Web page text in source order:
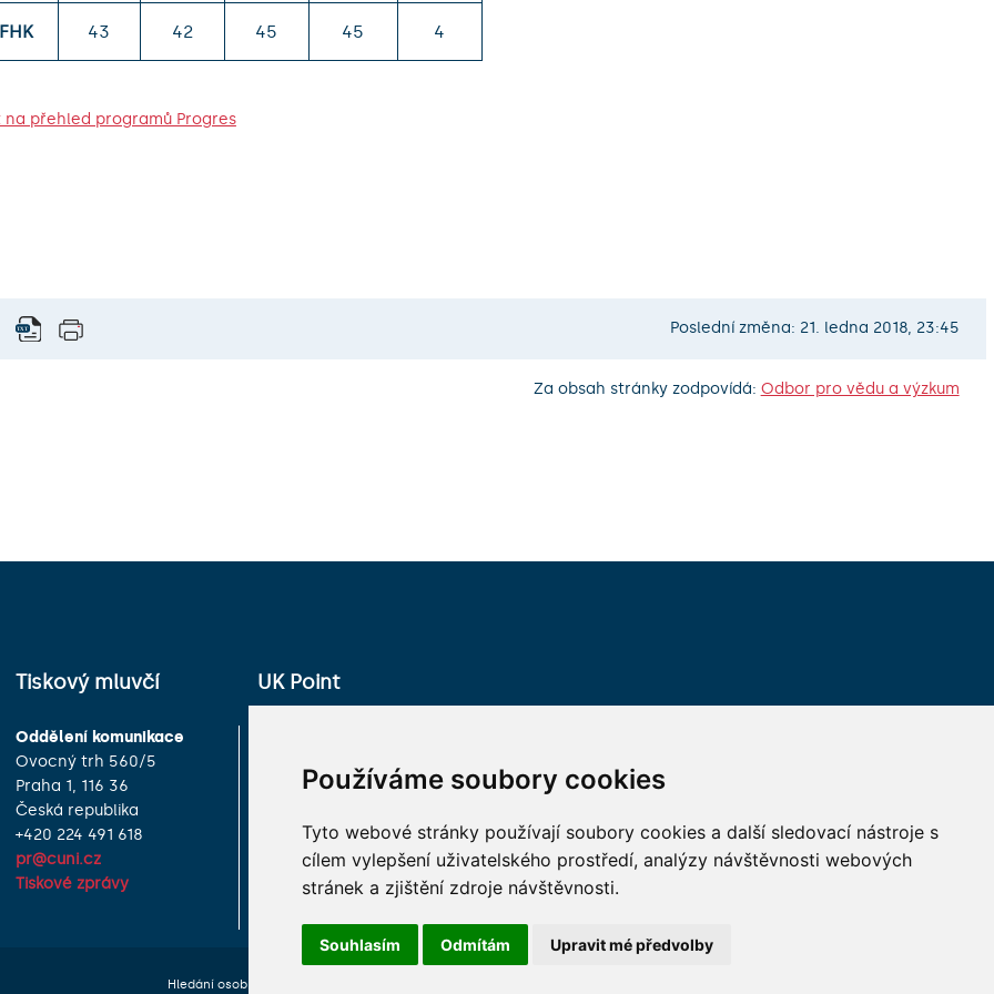
Používáme soubory cookies
Tyto webové stránky používají soubory cookies a další sledovací nástroje s
cílem vylepšení uživatelského prostředí, analýzy návštěvnosti webových
stránek a zjištění zdroje návštěvnosti.
Souhlasím Odmítám Upravit mé předvolby
43 42 45 45 4
na přehled programů Progres
Poslední změna: 21. ledna 2018, 23:45
Za obsah stránky zodpovídá: Odbor pro vědu a výzkum
Tiskový mluvčí
Oddělení komunikace
Ovocný trh 560/5
Praha 1, 116 36
Česká republika
+420 224 491 618
pr@cuni.cz
Tiskové zprávy
UK Point
Praha 1, 116 36
+420 224 491 850
info@cuni.cz
Provozní doba a kontakty
JAK K NÁM?
Hledání osob